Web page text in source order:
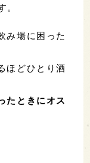
。
み場に困った
ほどひとり酒
たときにオス